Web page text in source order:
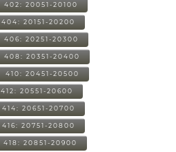
402: 20051-20100
404: 20151-20200
406: 20251-20300
408: 20351-20400
410: 20451-20500
412: 20551-20600
414: 20651-20700
416: 20751-20800
418: 20851-20900